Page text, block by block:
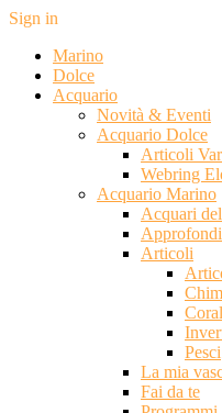
Sign in
Marino
Dolce
Acquario
Novità & Eventi
Acquario Dolce
Articoli
Webring
Acquario Marino
Acquari
Articoli
Pesci
La mia
Fai da te